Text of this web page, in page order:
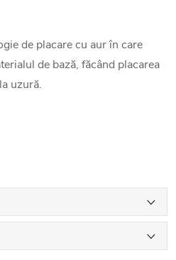
de placare cu aur în care
de bază, făcând placarea
uzură.